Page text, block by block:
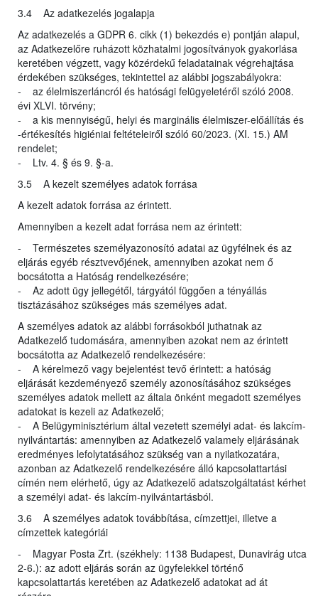
3.4 Az adatkezelés jogalapja
Az adatkezelés a GDPR 6. cikk (1) bekezdés e) pontján alapul,
az Adatkezelőre ruházott közhatalmi jogosítványok gyakorlása
keretében végzett, vagy közérdekű feladatainak végrehajtása
érdekében szükséges, tekintettel az alábbi jogszabályokra:
- az élelmiszerláncról és hatósági felügyeletéről szóló 2008.
évi XLVI. törvény;
- a kis mennyiségű, helyi és marginális élelmiszer-előállítás és
-értékesítés higiéniai feltételeiről szóló 60/2023. (XI. 15.) AM
rendelet;
- Ltv. 4. § és 9. §-a.
3.5 A kezelt személyes adatok forrása
A kezelt adatok forrása az érintett.
Amennyiben a kezelt adat forrása nem az érintett:
- Természetes személyazonosító adatai az ügyfélnek és az
eljárás egyéb résztvevőjének, amennyiben azokat nem ő
bocsátotta a Hatóság rendelkezésére;
- Az adott ügy jellegétől, tárgyától függően a tényállás
tisztázásához szükséges más személyes adat.
A személyes adatok az alábbi forrásokból juthatnak az
Adatkezelő tudomására, amennyiben azokat nem az érintett
bocsátotta az Adatkezelő rendelkezésére:
- A kérelmező vagy bejelentést tevő érintett: a hatóság
eljárását kezdeményező személy azonosításához szükséges
személyes adatok mellett az általa önként megadott személyes
adatokat is kezeli az Adatkezelő;
- A Belügyminisztérium által vezetett személyi adat- és lakcím-
nyilvántartás: amennyiben az Adatkezelő valamely eljárásának
eredményes lefolytatásához szükség van a nyilatkozatára,
azonban az Adatkezelő rendelkezésére álló kapcsolattartási
címén nem elérhető, úgy az Adatkezelő adatszolgáltatást kérhet
a személyi adat- és lakcím-nyilvántartásból.
3.6 A személyes adatok továbbítása, címzettjei, illetve a
címzettek kategóriái
- Magyar Posta Zrt. (székhely: 1138 Budapest, Dunavirág utca
2-6.): az adott eljárás során az ügyfelekkel történő
kapcsolattartás keretében az Adatkezelő adatokat ad át